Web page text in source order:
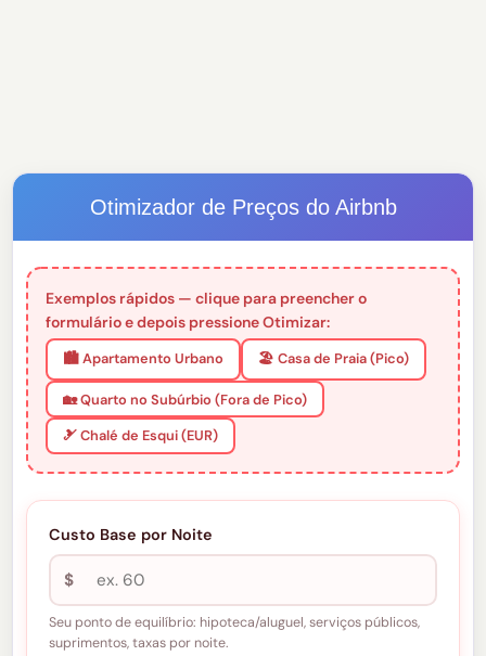
Otimizador de Preços do Airbnb
Exemplos rápidos — clique para preencher o
formulário e depois pressione Otimizar:
🏙️ Apartamento Urbano 🏖️ Casa de Praia (Pico)
🏡 Quarto no Subúrbio (Fora de Pico)
🎿 Chalé de Esqui (EUR)
Custo Base por Noite
$
Seu ponto de equilíbrio: hipoteca/aluguel, serviços públicos,
suprimentos, taxas por noite.